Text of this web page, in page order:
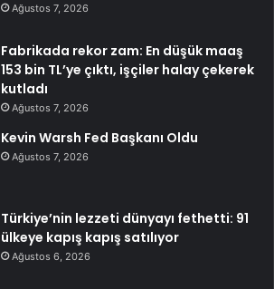
Ağustos 7, 2026
Fabrikada rekor zam: En düşük maaş
153 bin TL’ye çıktı, işçiler halay çekerek
kutladı
Ağustos 7, 2026
Kevin Warsh Fed Başkanı Oldu
Ağustos 7, 2026
Türkiye’nin lezzeti dünyayı fethetti: 91
ülkeye kapış kapış satılıyor
Ağustos 6, 2026